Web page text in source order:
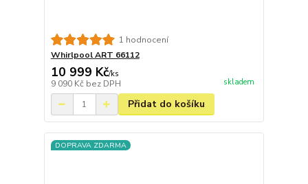
1 hodnocení
Whirlpool ART 66112
10 999 Kč/ks
9 090 Kč bez DPH skladem
Přidat do košíku
DOPRAVA ZDARMA